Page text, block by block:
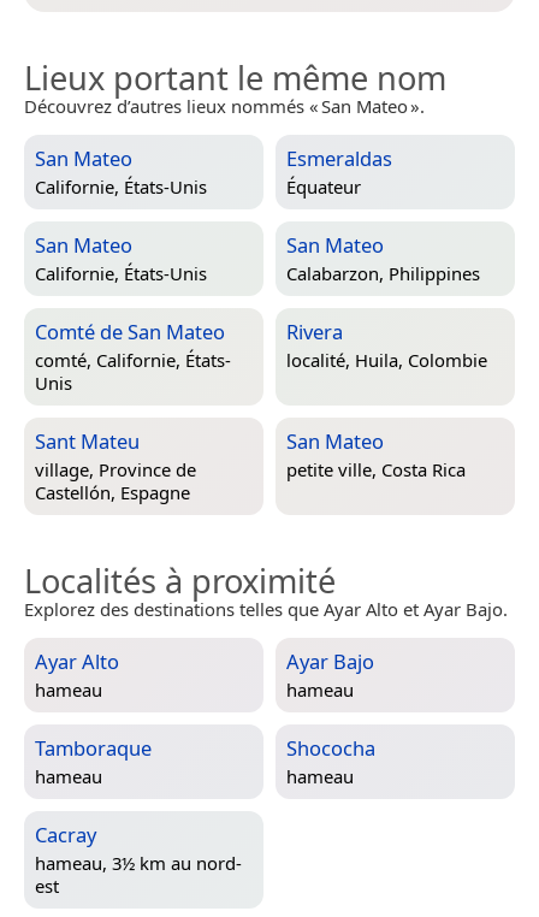
Lieux portant le même nom
Découvrez d’autres lieux nommés « San Mateo ».
San Mateo
Californie, États-Unis
Esmeraldas
Équateur
San Mateo
Californie, États-Unis
San Mateo
Calabarzon, Philippines
Comté de San Mateo
comté, Californie, États-
Unis
Rivera
localité, Huila, Colombie
Sant Mateu
village, Province de
Castellón, Espagne
San Mateo
petite ville, Costa Rica
Localités à proximité
Explorez des destinations telles que Ayar Alto et Ayar Bajo.
Ayar Alto
hameau
Ayar Bajo
hameau
Tamboraque
hameau
Shococha
hameau
Cacray
hameau, 3½ km au nord-
est